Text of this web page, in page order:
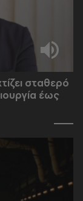
σταθερό
έως